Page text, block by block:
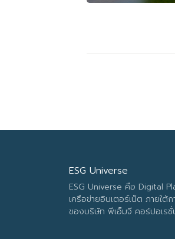
ESG Universe
ESG Universe คือ Digital
เครือข่ายอินเตอร์เน็ต ภายใต้
ของบริษัท พีเอ็มจี คอร์ปอเร